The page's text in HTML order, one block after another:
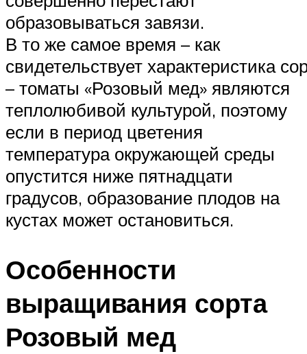
образовываться завязи.
В то же самое время – как
свидетельствует характеристика
– томаты «Розовый мед» являются
теплолюбивой культурой, поэтому
если в период цветения
температура окружающей среды
опустится ниже пятнадцати
градусов, образование плодов на
кустах может остановиться.
Особенности
выращивания сорта
Розовый мед